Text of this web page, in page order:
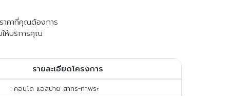
าคาที่คุณต้องการ
ห้บริการคุณ
รายละเอียดโครงการ
: คอนโด แอสปาย สาทร-ท่าพระ